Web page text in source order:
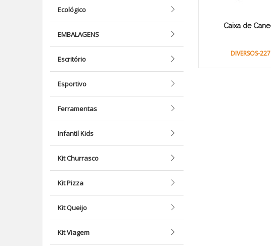
Ecológico
EMBALAGENS
Escritório
Esportivo
Ferramentas
Infantil Kids
Kit Churrasco
Kit Pizza
Kit Queijo
Kit Viagem
Caixa de
DIVERSOS-227